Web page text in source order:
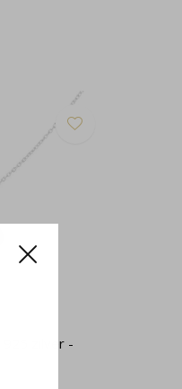
925 zilver -